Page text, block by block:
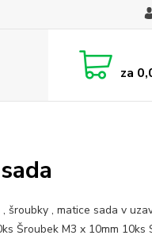
za
šroubky , matice sada v
Šroubek M3 x 10mm 10ks